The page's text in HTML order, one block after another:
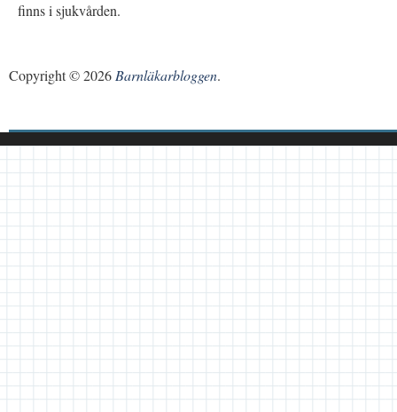
finns i sjukvården.
Copyright © 2026 Barnläkarbloggen.